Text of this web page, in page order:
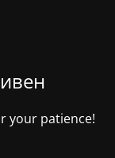
your patience!